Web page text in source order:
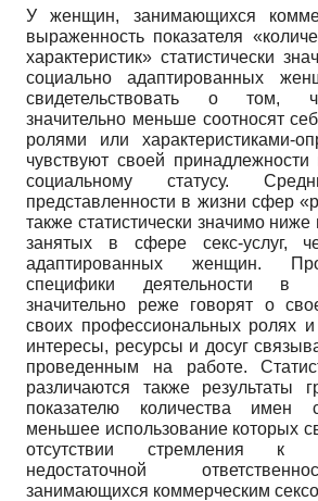
У женщин, занимающихся
выраженность показателя
характеристик» статистически
социально адаптированных
свидетельствовать о том,
значительно меньше соотносят
ролями или характеристиками-
чувствуют своей
социальному статусу.
представленности в жизни сфер
также статистически значимо
занятых в сфере секс-услуг,
адаптированных женщин.
специфики деятельности в
значительно реже говорят о
своих профессиональных ролях
интересы, ресурсы и досуг
проведенным на работе.
различаются также результаты
показателю количества имен
меньшее использование которых
отсутствии стремления к
недостаточной
занимающихся коммерческим